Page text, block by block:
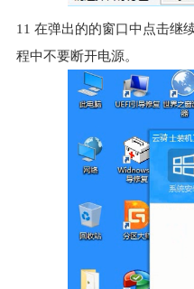
11 在弹出的的窗口中点击继
程中不要断开电源。